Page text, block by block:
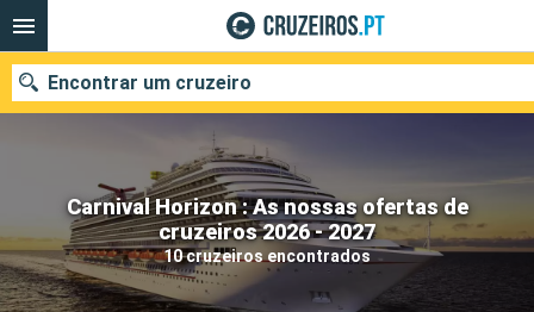
Carnival Horizon : As nossas ofertas de
cruzeiros 2026 - 2027
10 cruzeiros encontrados
Encontrar um cruzeiro
Quando ir?
Data de partida